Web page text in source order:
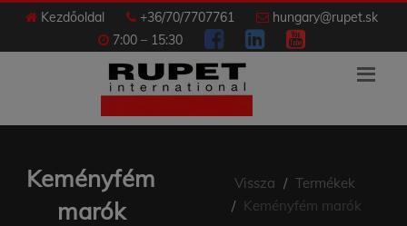
Kezdőoldal +36/70/7707761
hungary@rupet.sk
7:00 – 15:30
Keményfém
marók
Vissza
Termékek
Keményfém marók